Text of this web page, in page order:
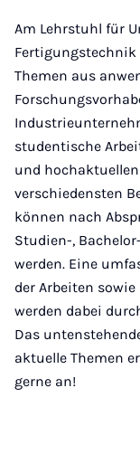
Am Lehrstuhl für
Fertigungstechnik
Themen aus
studentische
und
verschiedensten
können nach
Studien-,
werden. Eine
der Arbeiten
werden dabei
Das
aktuelle Themen
gerne an!